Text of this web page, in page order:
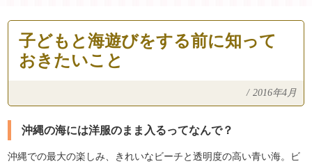
子どもと海遊びをする前に知って
おきたいこと
/ 2016年4月
沖縄の海には洋服のまま入るってなんで？
沖縄での最大の楽しみ、きれいなビーチと透明度の高い青い海。ビ